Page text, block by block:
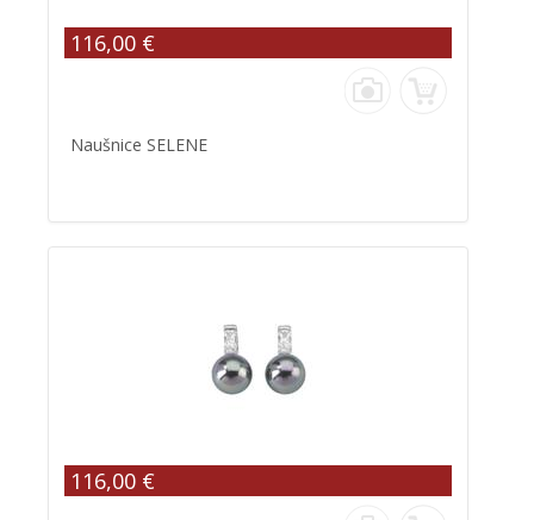
116,00 €
Naušnice SELENE
116,00 €